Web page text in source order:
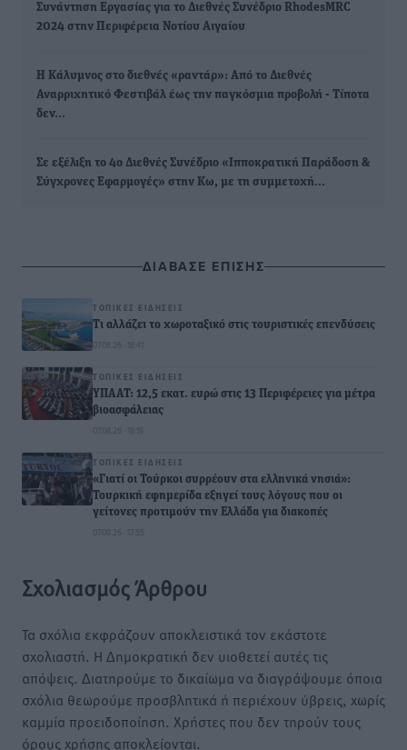
Συνάντηση Εργασίας για το Διεθνές Συνέδριο RhodesMRC
2024 στην Περιφέρεια Νοτίου Αιγαίου
Η Κάλυμνος στο διεθνές «ραντάρ»: Από το Διεθνές
Αναρριχητικό Φεστιβάλ έως την παγκόσμια προβολή - Τίποτα
δεν…
Σε εξέλιξη το 4ο Διεθνές Συνέδριο «Ιπποκρατική Παράδοση &
Σύγχρονες Εφαρμογές» στην Κω, με τη συμμετοχή…
ΔΙΑΒΑΣΕ ΕΠΙΣΗΣ
ΤΟΠΙΚΈΣ ΕΙΔΉΣΕΙΣ
Τι αλλάζει το χωροταξικό στις τουριστικές επενδύσεις
07.08.26 · 18:41
ΤΟΠΙΚΈΣ ΕΙΔΉΣΕΙΣ
ΥΠΑΑΤ: 12,5 εκατ. ευρώ στις 13 Περιφέρειες για μέτρα
βιοασφάλειας
07.08.26 · 18:19
ΤΟΠΙΚΈΣ ΕΙΔΉΣΕΙΣ
«Γιατί οι Τούρκοι συρρέουν στα ελληνικά νησιά»:
Τουρκική εφημερίδα εξηγεί τους λόγους που οι
γείτονες προτιμούν την Ελλάδα για διακοπές
07.08.26 · 17:55
Σχολιασμός Άρθρου
Τα σχόλια εκφράζουν αποκλειστικά τον εκάστοτε
σχολιαστή. Η Δημοκρατική δεν υιοθετεί αυτές τις
απόψεις. Διατηρούμε το δικαίωμα να διαγράψουμε όποια
σχόλια θεωρούμε προσβλητικά ή περιέχουν ύβρεις, χωρίς
καμμία προειδοποίηση. Χρήστες που δεν τηρούν τους
όρους χρήσης αποκλείονται.